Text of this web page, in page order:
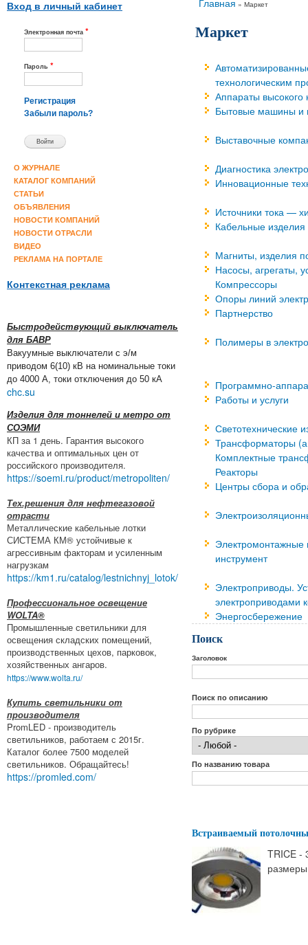
Вход в личный кабинет
Электронная почта *
Пароль *
Регистрация
Забыли пароль?
О ЖУРНАЛЕ
КАТАЛОГ КОМПАНИЙ
СТАТЬИ
ОБЪЯВЛЕНИЯ
НОВОСТИ КОМПАНИЙ
НОВОСТИ ОТРАСЛИ
ВИДЕО
РЕКЛАМА НА ПОРТАЛЕ
Контекстная реклама
Быстродействующий выключатель
для БАВР
Вакуумные выключатели с э/м
приводом 6(10) кВ на номинальные токи
до 4000 А, токи отключения до 50 кА
chc.su
Изделия для тоннелей и метро от
СОЭМИ
КП за 1 день. Гарантия высокого
качества и оптимальных цен от
российского производителя.
https://soemi.ru/product/metropoliten/
Тех.решения для нефтегазовой
отрасти
Металлические кабельные лотки
СИСТЕМА КМ® устойчивые к
агрессивным факторам и усиленным
нагрузкам
https://km1.ru/catalog/lestnichnyj_lotok/
Профессиональное освещение
WOLTA®
Промышленные светильники для
освещения складских помещений,
производственных цехов, парковок,
хозяйственных ангаров.
https://www.wolta.ru/
Купить светильники от
производителя
PromLED - производитель
светильников, работаем с 2015г.
Каталог более 7500 моделей
светильников. Обращайтесь!
https://promled.com/
Вы здесь
Главная » Маркет
Маркет
технологическим
Аппараты
Бытовые машины и
Выставочные
Диагностика
Инновационные
Источники тока —
Кабельные изделия
Магниты, изделия
Насосы, агрегаты,
Компрессоры
Опоры линий
Партнерство
Полимеры в
Программно-
Работы и услуги
Светотехнические
Трансформаторы
Комплектные
Реакторы
Центры сбора и
Электромонтажные
инструмент
Электроприводы.
электроприводами
Энергосбережение
Поиск
Заголовок
Поиск по описанию
По рубрике
По названию товара
Встраиваемый
TRICE -